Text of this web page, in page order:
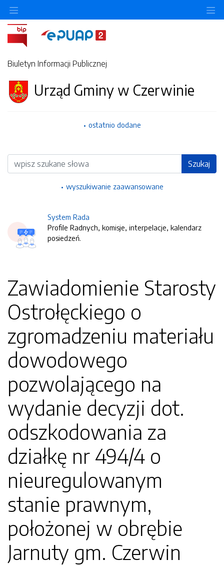
Biuletyn Informacji Publicznej
Urząd Gminy w Czerwinie
ostatnio dodane
Wyszukiwarka Szukaj
wyszukiwanie zaawansowane
System Rada
Profile Radnych, komisje, interpelacje, kalendarz
posiedzeń.
Zawiadomienie Starosty
Ostrołęckiego o
zgromadzeniu materiału
dowodowego
pozwolającego na
wydanie decyzji dot.
odszkodowania za
działkę nr 494/4 o
nieuregulowanym
stanie prawnym,
położonej w obrębie
Jarnuty gm. Czerwin